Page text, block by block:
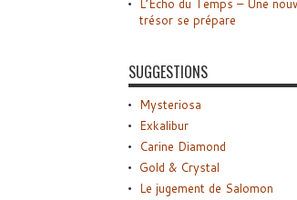
L’Écho du Temps – Une
trésor se prépare
SUGGESTIONS
Mysteriosa
Exkalibur
Carine Diamond
Gold & Crystal
Le jugement de Salomon